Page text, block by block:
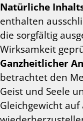
Natürliche
enthalten
die sorgfältig
Wirksamkeit
Ganzheitlicher
betrachtet den
Geist und Seele
Gleichgewicht